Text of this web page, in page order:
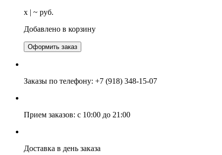
х | ~ руб.
Добавлено в корзину
Оформить заказ
Заказы по телефону: +7 (918) 348-15-07
Прием заказов: с 10:00 до 21:00
Доставка в день заказа